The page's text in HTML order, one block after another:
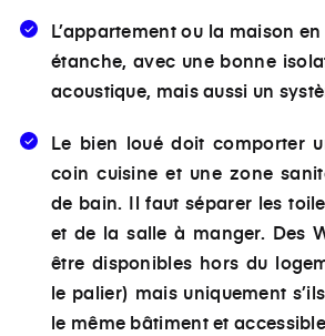
L’appartement ou la maison
étanche, avec une bonne
acoustique, mais aussi un
Le bien loué doit comporter
coin cuisine et une zone
de bain. Il faut séparer les
et de la salle à manger. Des
être disponibles hors du
le palier) mais uniquement
le même bâtiment et